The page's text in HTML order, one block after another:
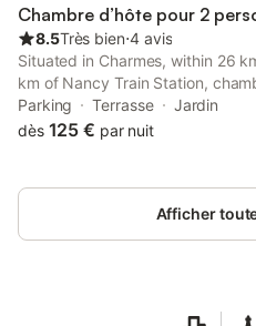
Chambre d’hôte pour 2
8.5Très bien⋅4 avis
Situated in Charmes, within 26
km of Nancy Train Station,
familiale features
private parking for guests who
Parking Terrasse
Jardin
dès 125 € par nuit
Afficher